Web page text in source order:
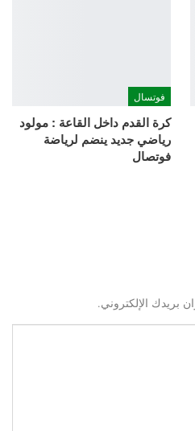
فوتسال
كرة القدم داخل القاعة : مولود
رياضي جديد ينضم لرياضة
فوتصال
بريدك الإلكتروني.